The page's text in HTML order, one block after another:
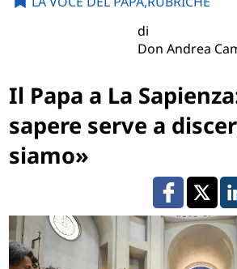
di
Don Andrea
Il Papa a La
sapere serve a
siamo»